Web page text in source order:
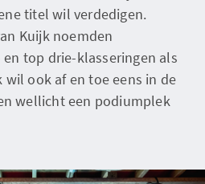
titel wil verdedigen.
Kuijk noemden
top drie-klasseringen als
wil ook af en toe eens in de
wellicht een podiumplek